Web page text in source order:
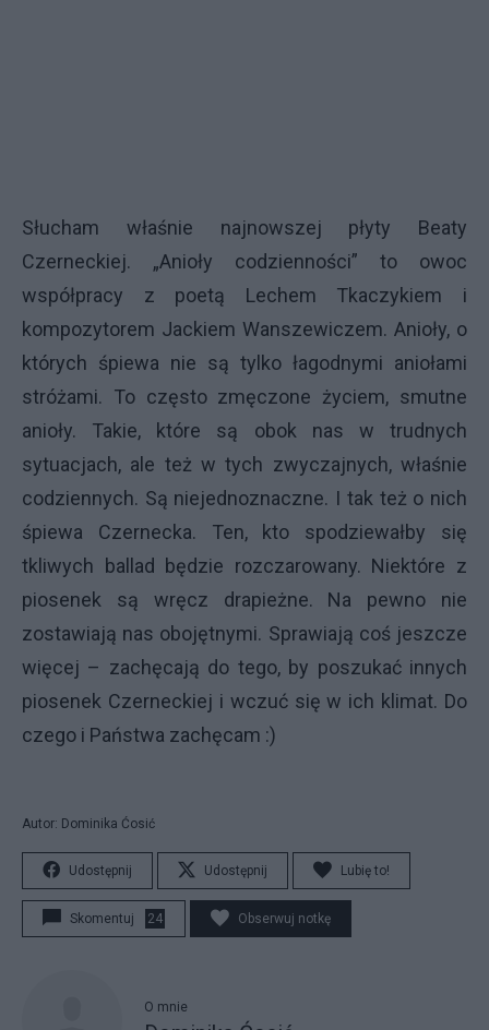
Słucham właśnie najnowszej płyty Beaty
Czerneckiej. „Anioły codzienności” to owoc
współpracy z poetą Lechem Tkaczykiem i
kompozytorem Jackiem Wanszewiczem. Anioły, o
których śpiewa nie są tylko łagodnymi aniołami
stróżami. To często zmęczone życiem, smutne
anioły. Takie, które są obok nas w trudnych
sytuacjach, ale też w tych zwyczajnych, właśnie
codziennych. Są niejednoznaczne. I tak też o nich
śpiewa Czernecka. Ten, kto spodziewałby się
tkliwych ballad będzie rozczarowany. Niektóre z
piosenek są wręcz drapieżne. Na pewno nie
zostawiają nas obojętnymi. Sprawiają coś jeszcze
więcej – zachęcają do tego, by poszukać innych
piosenek Czerneckiej i wczuć się w ich klimat. Do
czego i Państwa zachęcam :)
Autor: Dominika Ćosić
Udostępnij Udostępnij Lubię to!
Skomentuj 24 Obserwuj notkę
O mnie